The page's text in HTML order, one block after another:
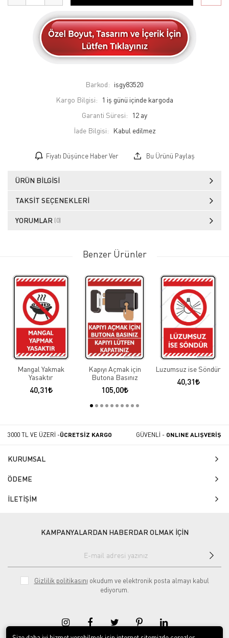
Barkod: isgy83520
Kargo Bilgisi:
1 iş günü içinde kargoda
Garanti Süresi:
12 ay
İade Bilgisi:
Fiyatı Düşünce Haber Ver Bu Ürünü Paylaş
ÜRÜN BILGISI
TAKSIT SEÇENEKLERI
YORUMLAR (0)
Benzer Ürünler
Mangal Yakmak
Yasaktır
40,31
Kapıyı Açmak için
Butona Basınız
105,00
Luzumsuz ise Söndür
40,31
3000 TL VE ÜZERİ -ÜCRETSİZ KARGO GÜVENLİ - ONLINE ALIŞVERİŞ
KURUMSAL
ÖDEME
İLETİŞİM
KAMPANYALARDAN HABERDAR OLMAK İÇİN
Gizlilik politikasını okudum ve elektronik posta almayı kabul
ediyorum.